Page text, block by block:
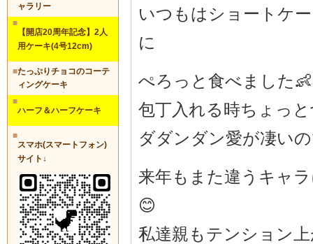
ャラリー
■
【開店20周年記念】2人
用ケーキ(4号12cm)
■たっぷりチョコのコーテ
ィングケーキ
■
ハーフ＆ハーフケーキ
■
スマホ(スマートフォン)
サイト↓
いつもはショートケ
に
ぺろっと食べました👶
包丁入れる時ちょっ
ダダンダン愛が凄い
来年もまた違うキャ
😊
私達親もテンション